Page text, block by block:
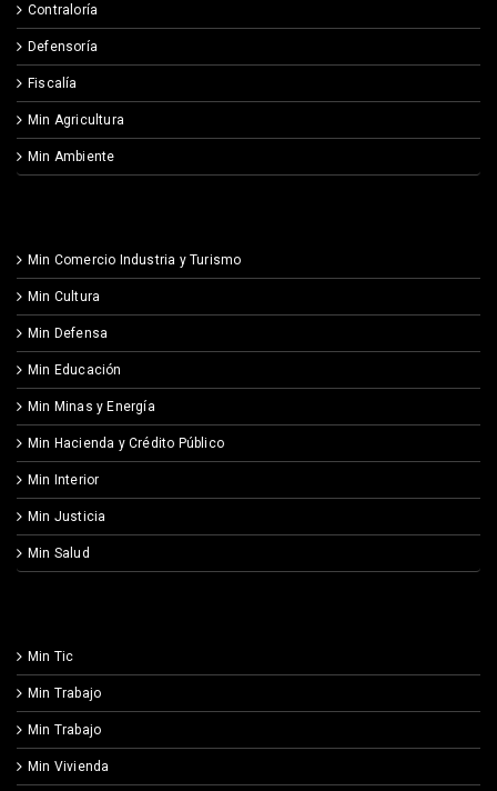
Contraloría
Defensoría
Fiscalía
Min Agricultura
Min Ambiente
Min Comercio Industria y Turismo
Min Cultura
Min Defensa
Min Educación
Min Minas y Energía
Min Hacienda y Crédito Público
Min Interior
Min Justicia
Min Salud
Min Tic
Min Trabajo
Min Trabajo
Min Vivienda